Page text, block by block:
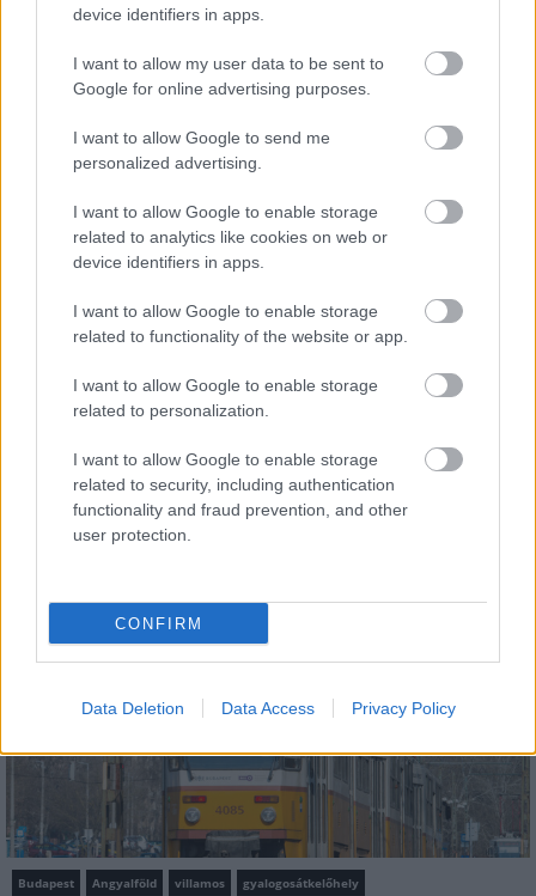
device identifiers in apps.
I want to allow my user data to be sent to
Google for online advertising purposes.
I want to allow Google to send me
personalized advertising.
I want to allow Google to enable storage
related to analytics like cookies on web or
device identifiers in apps.
I want to allow Google to enable storage
related to functionality of the website or app.
I want to allow Google to enable storage
related to personalization.
I want to allow Google to enable storage
related to security, including authentication
functionality and fraud prevention, and other
user protection.
CONFIRM
Data Deletion Data Access Privacy Policy
Látványos építési szakasz indult be a Flórián téri
felüljárón
A tartós nyári hőség jelentős kihívás elé állítja a KM Építőt,
ennek ellenére folyamatosan halad az aszfaltozás.
Hideg újrahasznosítási technológiával
újítják fel Bihar kiemelt
turistacélpontjának főútját - FOTÓK
Útfelújítások Heves megyében –
négyszámjegyű utak korszerűsítése
zárul
Budapest Angyalföld villamos gyalogosátkelőhely